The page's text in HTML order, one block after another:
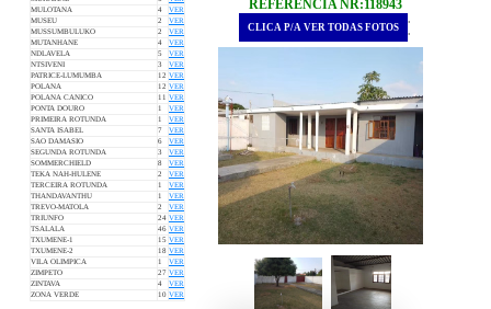
MULOTANA
4
VER
MUSEU
2
VER
MUSSUMBULUKO
2
VER
MUTANHANE
4
VER
NDLAVELA
5
VER
NTSIVENI
3
VER
PATRICE-LUMUMBA
12 VER
POLANA
12 VER
POLANA CANICO
11 VER
PONTA DOURO
1
VER
PRIMEIRA ROTUNDA
1
VER
SANTA ISABEL
7
VER
SAO DAMASIO
6
VER
SEGUNDA ROTUNDA
3
VER
SOMMERCHIELD
8
VER
TEKA NAH-HULENE
2
VER
TERCEIRA ROTUNDA
1
VER
THANDAVANTHU
1
VER
TREVO-MATOLA
2
VER
TRIUNFO
24 VER
TSALALA
46 VER
TXUMENE-1
15 VER
TXUMENE-2
18 VER
VILA OLIMPICA
1
VER
ZIMPETO
27 VER
ZINTAVA
4
VER
ZONA VERDE
10 VER
REFERÊNCIA NR:118943
.
CLICA P/A VER TODAS FOTOS .